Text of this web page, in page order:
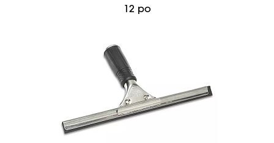
12 po